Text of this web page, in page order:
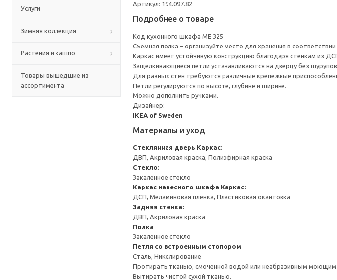
Услуги
Зимняя коллекция
Растения и кашпо
Товары вышедшие из
ассортимента
Артикул: 194.097.82
Подробнее о товаре
Код кухонного шкафа ME 325
Съемная полка – организуйте место для хранения в
Каркас имеет устойчивую конструкцию благодаря стенкам из
Защелкивающиеся петли устанавливаются на дверцу без
Для разных стен требуются различные крепежные
Петли регулируются по высоте, глубине и ширине.
Можно дополнить ручками.
Дизайнер:
IKEA of Sweden
Материалы и уход
Стеклянная дверь Каркас:
ДВП, Акриловая краска, Полиэфирная краска
Стекло:
Закаленное стекло
Каркас навесного шкафа Каркас:
ДСП, Меламиновая пленка, Пластиковая окантовка
Задняя стенка:
ДВП, Акриловая краска
Полка
Закаленное стекло
Петля со встроенным стопором
Сталь, Никелирование
Протирать тканью, смоченной водой или неабразивным моющим
Вытирать чистой сухой тканью.